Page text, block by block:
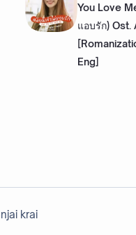
You Love
แอบรัก) Ost.
Eng]
krai